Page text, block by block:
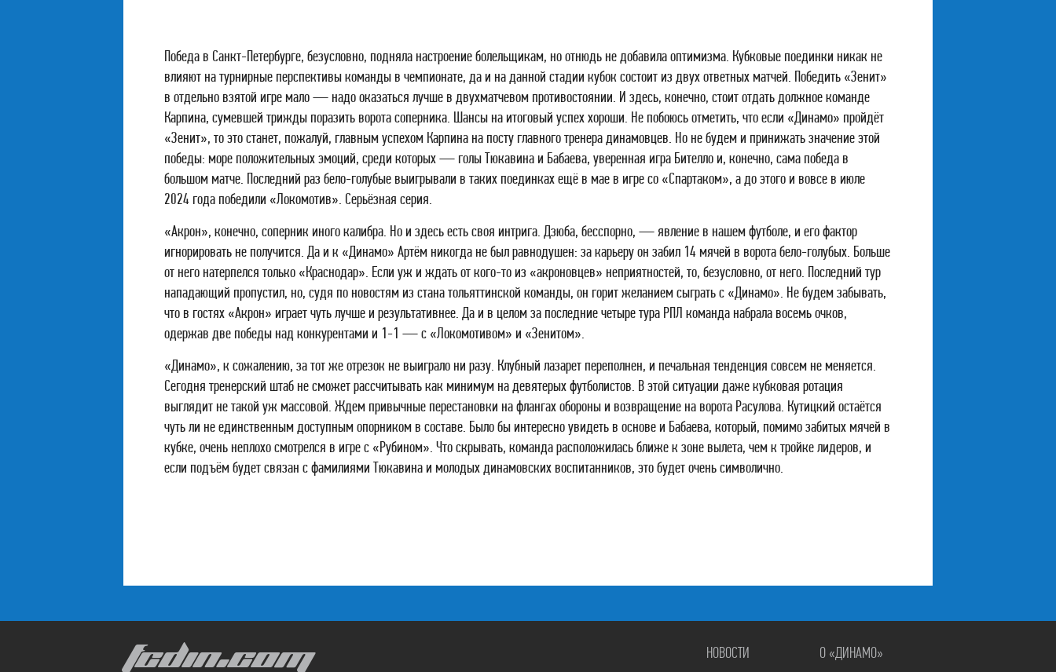
Победа в Санкт-Петербурге, безусловно, подняла настроение болельщикам, но отнюдь не добавила оптимизма. Кубковые поединки никак не
влияют на турнирные перспективы команды в чемпионате, да и на данной стадии кубок состоит из двух ответных матчей. Победить «Зенит»
в отдельно взятой игре мало — надо оказаться лучше в двухматчевом противостоянии. И здесь, конечно, стоит отдать должное команде
Карпина, сумевшей трижды поразить ворота соперника. Шансы на итоговый успех хороши. Не побоюсь отметить, что если «Динамо» пройдёт
«Зенит», то это станет, пожалуй, главным успехом Карпина на посту главного тренера динамовцев. Но не будем и принижать значение этой
победы: море положительных эмоций, среди которых — голы Тюкавина и Бабаева, уверенная игра Бителло и, конечно, сама победа в
большом матче. Последний раз бело-голубые выигрывали в таких поединках ещё в мае в игре со «Спартаком», а до этого и вовсе в июле
2024 года победили «Локомотив». Серьёзная серия.
«Акрон», конечно, соперник иного калибра. Но и здесь есть своя интрига. Дзюба, бесспорно, — явление в нашем футболе, и его фактор
игнорировать не получится. Да и к «Динамо» Артём никогда не был равнодушен: за карьеру он забил 14 мячей в ворота бело-голубых. Больше
от него натерпелся только «Краснодар». Если уж и ждать от кого-то из «акроновцев» неприятностей, то, безусловно, от него. Последний тур
нападающий пропустил, но, судя по новостям из стана тольяттинской команды, он горит желанием сыграть с «Динамо». Не будем забывать,
что в гостях «Акрон» играет чуть лучше и результативнее. Да и в целом за последние четыре тура РПЛ команда набрала восемь очков,
одержав две победы над конкурентами и 1-1 — с «Локомотивом» и «Зенитом».
«Динамо», к сожалению, за тот же отрезок не выиграло ни разу. Клубный лазарет переполнен, и печальная тенденция совсем не меняется.
Сегодня тренерский штаб не сможет рассчитывать как минимум на девятерых футболистов. В этой ситуации даже кубковая ротация
выглядит не такой уж массовой. Ждем привычные перестановки на флангах обороны и возвращение на ворота Расулова. Кутицкий остаётся
чуть ли не единственным доступным опорником в составе. Было бы интересно увидеть в основе и Бабаева, который, помимо забитых мячей в
кубке, очень неплохо смотрелся в игре с «Рубином». Что скрывать, команда расположилась ближе к зоне вылета, чем к тройке лидеров, и
если подъём будет связан с фамилиями Тюкавина и молодых динамовских воспитанников, это будет очень символично.
FCDIN.COM НОВОСТИ О «ДИНАМО»